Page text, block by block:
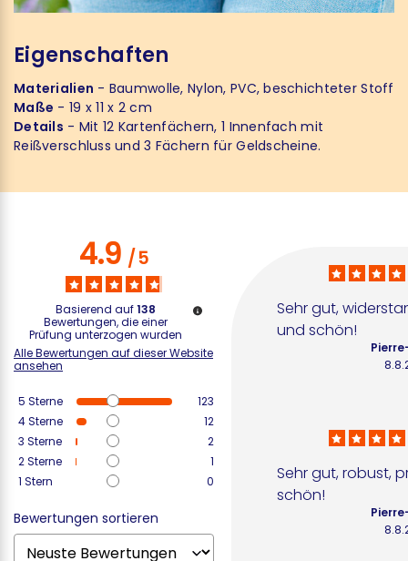
Eigenschaften
Materialien - Baumwolle, Nylon, PVC, beschichteter Stoff
Maße - 19 x 11 x 2 cm
Details - Mit 12 Kartenfächern, 1 Innenfach mit
Reißverschluss und 3 Fächern für Geldscheine.
4.9/5
Basierend auf138
Bewertungen, die einer
Prüfung unterzogen wurden
Alle Bewertungen auf dieser Website
ansehen
5 Sterne
123
4Sterne
12
3 Sterne
2
2Sterne
1
1 Stern 0
Bewertungen sortieren
Sehr gut,
und schön!
Sehr gut, robust,
schön!